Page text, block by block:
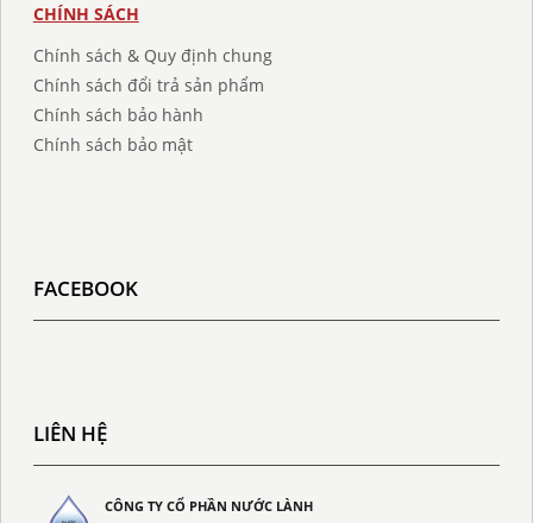
CHÍNH SÁCH
Chính sách & Quy định chung
Chính sách đổi trả sản phẩm
Chính sách bảo hành
Chính sách bảo mật
FACEBOOK
LIÊN HỆ
CÔNG TY CỔ PHẦN NƯỚC LÀNH